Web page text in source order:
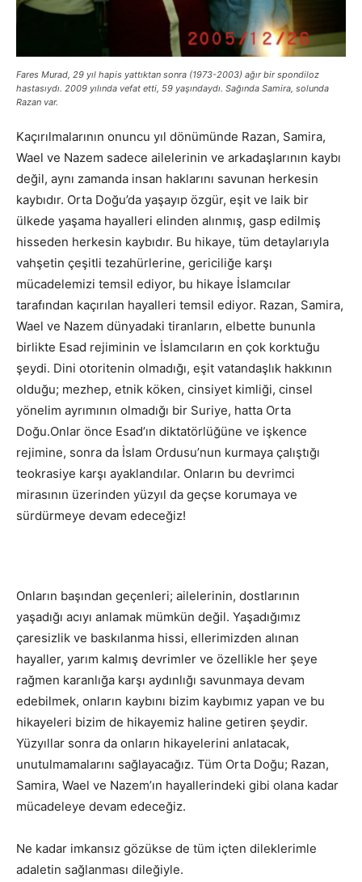
Fares Murad, 29 yıl hapis yattıktan sonra (1973-2003) ağır bir spondiloz
hastasıydı. 2009 yılında vefat etti, 59 yaşındaydı. Sağında Samira, solunda
Razan var.
Kaçırılmalarının onuncu yıl dönümünde Razan, Samira,
Wael ve Nazem sadece ailelerinin ve arkadaşlarının kaybı
değil, aynı zamanda insan haklarını savunan herkesin
kaybıdır. Orta Doğu’da yaşayıp özgür, eşit ve laik bir
ülkede yaşama hayalleri elinden alınmış, gasp edilmiş
hisseden herkesin kaybıdır. Bu hikaye, tüm detaylarıyla
vahşetin çeşitli tezahürlerine, gericiliğe karşı
mücadelemizi temsil ediyor, bu hikaye İslamcılar
tarafından kaçırılan hayalleri temsil ediyor. Razan, Samira,
Wael ve Nazem dünyadaki tiranların, elbette bununla
birlikte Esad rejiminin ve İslamcıların en çok korktuğu
şeydi. Dini otoritenin olmadığı, eşit vatandaşlık hakkının
olduğu; mezhep, etnik köken, cinsiyet kimliği, cinsel
yönelim ayrımının olmadığı bir Suriye, hatta Orta
Doğu.Onlar önce Esad’ın diktatörlüğüne ve işkence
rejimine, sonra da İslam Ordusu’nun kurmaya çalıştığı
teokrasiye karşı ayaklandılar. Onların bu devrimci
mirasının üzerinden yüzyıl da geçse korumaya ve
sürdürmeye devam edeceğiz!
Onların başından geçenleri; ailelerinin, dostlarının
yaşadığı acıyı anlamak mümkün değil. Yaşadığımız
çaresizlik ve baskılanma hissi, ellerimizden alınan
hayaller, yarım kalmış devrimler ve özellikle her şeye
rağmen karanlığa karşı aydınlığı savunmaya devam
edebilmek, onların kaybını bizim kaybımız yapan ve bu
hikayeleri bizim de hikayemiz haline getiren şeydir.
Yüzyıllar sonra da onların hikayelerini anlatacak,
unutulmamalarını sağlayacağız. Tüm Orta Doğu; Razan,
Samira, Wael ve Nazem’ın hayallerindeki gibi olana kadar
mücadeleye devam edeceğiz.
Ne kadar imkansız gözükse de tüm içten dileklerimle
adaletin sağlanması dileğiyle.